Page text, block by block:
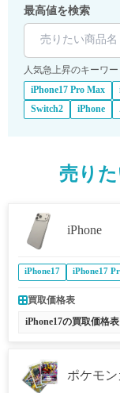
最高値を検索
人気急上昇のキーワー
iPhone17 Pro Max
Switch2
iPhone
売り
iPhone
iPhone17 iPhone17
買取価格表
iPhone17の買取価格表
ポケモン